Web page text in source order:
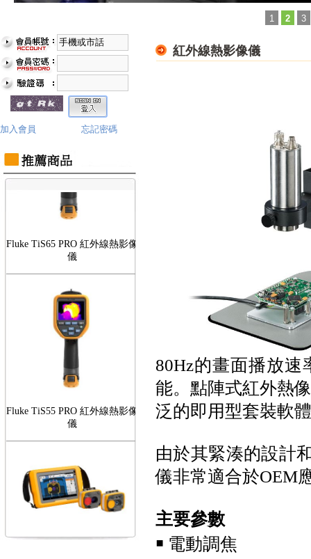
1 2 3
加入會員 忘記密碼
Fluke TiS75 PRO 紅外線熱影像
儀
儀
心儀
紅外線熱影像儀
80Hz的畫面播放
能。點陣式紅外熱
泛的即用型套裝軟
由於其緊湊的設計
儀非常適合於OEM
主要參數
￭ 電動調焦